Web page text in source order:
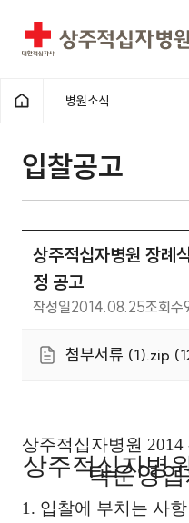
상주적십자병원
홈으로
병원소식
입찰공고
상주적십자병원 장례
정 공고
작성일2014.08.25조회수
첨부서류 (1).zip
상주적십자병원 2014
상주적십자병
탁운영
1. 입찰에 부치는 사항